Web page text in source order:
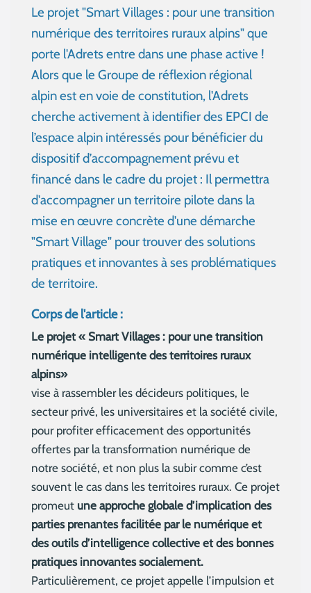
Le projet "Smart Villages : pour une transition
numérique des territoires ruraux alpins" que
porte l'Adrets entre dans une phase active !
Alors que le Groupe de réflexion régional
alpin est en voie de constitution, l'Adrets
cherche activement à identifier des EPCI de
l’espace alpin intéressés pour bénéficier du
dispositif d’accompagnement prévu et
financé dans le cadre du projet : Il permettra
d'accompagner un territoire pilote dans la
mise en œuvre concrète d'une démarche
"Smart Village" pour trouver des solutions
pratiques et innovantes à ses problématiques
de territoire.
Corps de l'article :
Le projet « Smart Villages : pour une transition
numérique intelligente des territoires ruraux
alpins»
vise à rassembler les décideurs politiques, le
secteur privé, les universitaires et la société civile,
pour profiter efficacement des opportunités
offertes par la transformation numérique de
notre société, et non plus la subir comme c’est
souvent le cas dans les territoires ruraux. Ce projet
promeut une approche globale d’implication des
parties prenantes facilitée par le numérique et
des outils d’intelligence collective et des bonnes
pratiques innovantes socialement.
Particulièrement, ce projet appelle l’impulsion et